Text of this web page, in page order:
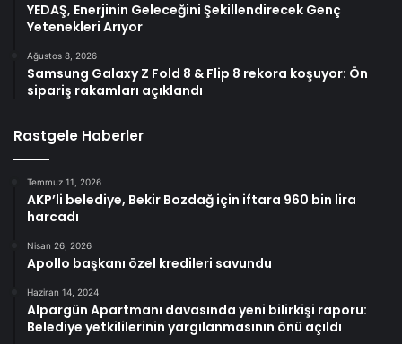
YEDAŞ, Enerjinin Geleceğini Şekillendirecek Genç
Yetenekleri Arıyor
Ağustos 8, 2026
Samsung Galaxy Z Fold 8 & Flip 8 rekora koşuyor: Ön
sipariş rakamları açıklandı
Rastgele Haberler
Temmuz 11, 2026
AKP’li belediye, Bekir Bozdağ için iftara 960 bin lira
harcadı
Nisan 26, 2026
Apollo başkanı özel kredileri savundu
Haziran 14, 2024
Alpargün Apartmanı davasında yeni bilirkişi raporu:
Belediye yetkililerinin yargılanmasının önü açıldı